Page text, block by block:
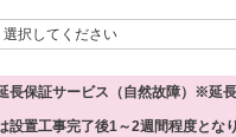
長保証サービス（自然故障）※延
設置工事完了後1～2週間程度となり